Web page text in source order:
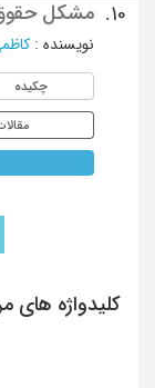
10. مشکل حقوق
نویسنده :
چکیده
کلیدواژه های